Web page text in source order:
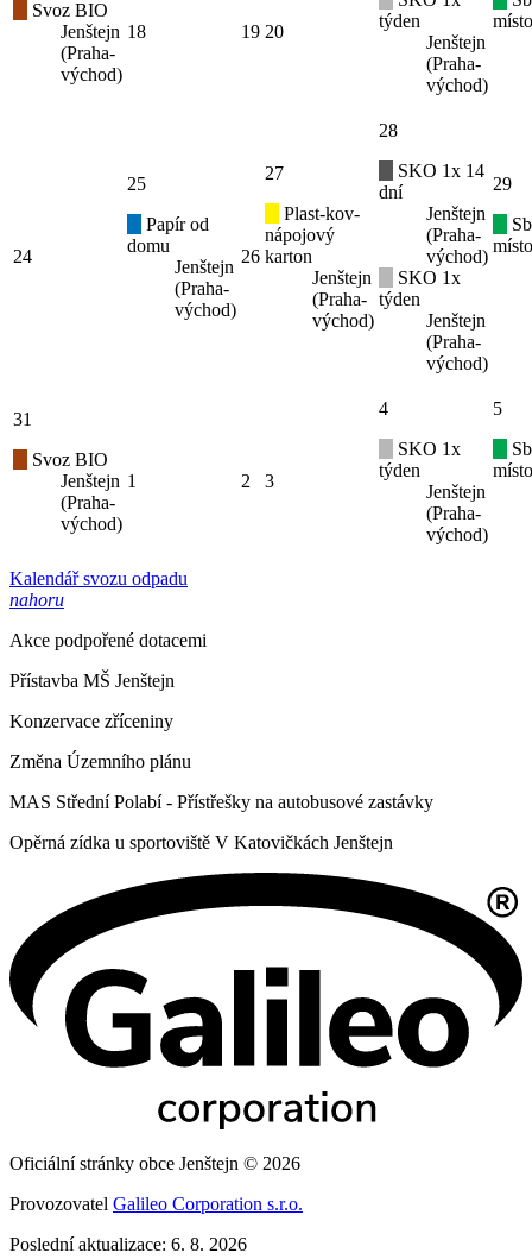
Svoz BIO
Jenštejn
(Praha-
východ)
18 19 20
týden
Jenštejn
(Praha-
východ)
24
25
Papír od
domu
Jenštejn
(Praha-
východ)
26
27
Plast-kov-
nápojový
karton
Jenštejn
(Praha-
východ)
28
SKO 1x 14
dní
Jenštejn
(Praha-
východ)
SKO 1x
týden
Jenštejn
(Praha-
východ)
29
31
Svoz BIO
Jenštejn
(Praha-
východ)
1 2 3
4
SKO 1x
týden
Jenštejn
(Praha-
východ)
5
Kalendář svozu odpadu
nahoru
Akce podpořené dotacemi
Přístavba MŠ Jenštejn
Konzervace zříceniny
Změna Územního plánu
MAS Střední Polabí - Přístřešky na autobusové zastávky
Opěrná zídka u sportoviště V Katovičkách Jenštejn
Oficiální stránky obce Jenštejn © 2026
Provozovatel Galileo Corporation s.r.o.
Poslední aktualizace: 6. 8. 2026